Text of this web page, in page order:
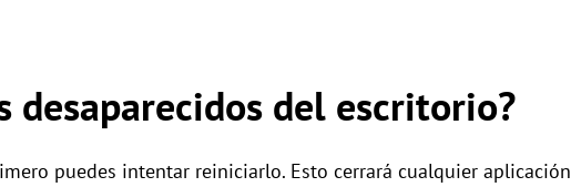
desaparecidos del escritorio?
puedes intentar reiniciarlo. Esto cerrará cualquier aplicación